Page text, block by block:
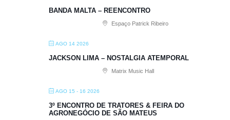
BANDA MALTA – REENCONTRO
Espaço Patrick Ribeiro
AGO 14 2026
JACKSON LIMA – NOSTALGIA ATEMPORAL
Matrix Music Hall
AGO 15 - 16 2026
3º ENCONTRO DE TRATORES & FEIRA DO
AGRONEGÓCIO DE SÃO MATEUS